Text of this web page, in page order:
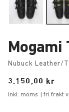
Mogami
Nubuck Leather/
Price:
3.150,00 kr
Inkl. moms | fri frakt